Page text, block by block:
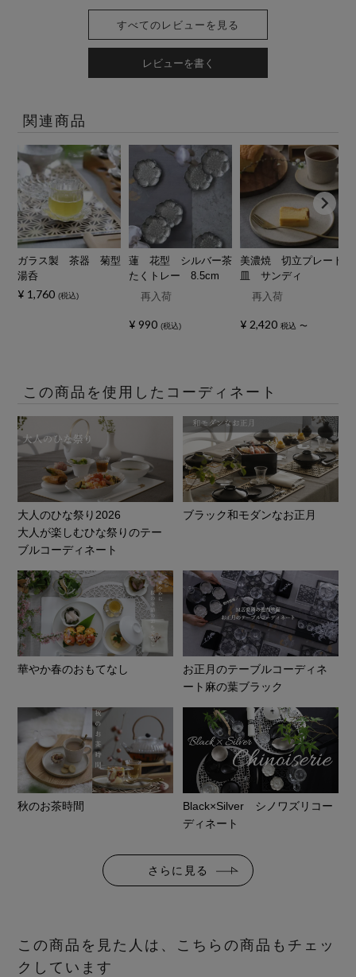
すべてのレビューを見る
レビューを書く
関連商品
ガラス製 茶器 菊型
湯呑
¥ 1,760 税込
蓮 花型 シルバー茶
たくトレー 8.5cm
再入荷
¥ 990 税込
美濃焼 切立プレート
皿 サンディ
再入荷
¥ 2,420 税込 〜
この商品を使用したコーディネート
大人のひな祭り2026
大人が楽しむひな祭りのテー
ブルコーディネート
ブラック和モダンなお正月
華やか春のおもてなし
お正月のテーブルコーディネ
ート麻の葉ブラック
秋のお茶時間
Black×Silver シノワズリコー
ディネート
さらに見る
この商品を見た人は、こちらの商品もチェッ
クしています